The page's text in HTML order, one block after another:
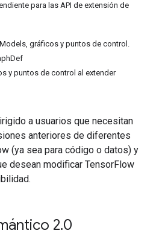
para las API de extensión de
gráficos y puntos de control.
y puntos de control al extender
a usuarios que necesitan
anteriores de diferentes
(ya sea para código o datos) y
desean modificar TensorFlow
2.0